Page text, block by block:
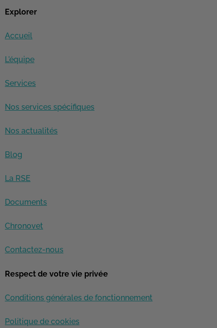
Explorer
Accueil
L'équipe
Services
Nos services spécifiques
Nos actualités
Blog
La RSE
Documents
Chronovet
Contactez-nous
Respect de votre vie privée
Conditions générales de fonctionnement
Politique de cookies